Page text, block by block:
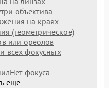
объектива
на краях
(геометрическое)
или ореолов
всех фокусных
Нет фокуса
еще